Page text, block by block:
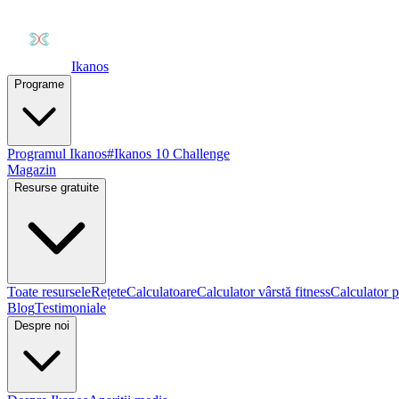
Ikanos
Programe
Programul Ikanos#Ikanos 10 Challenge
Magazin
Resurse gratuite
Toate resurseleRețeteCalculatoareCalculator vârstă fitnessCalculator
BlogTestimoniale
Despre noi